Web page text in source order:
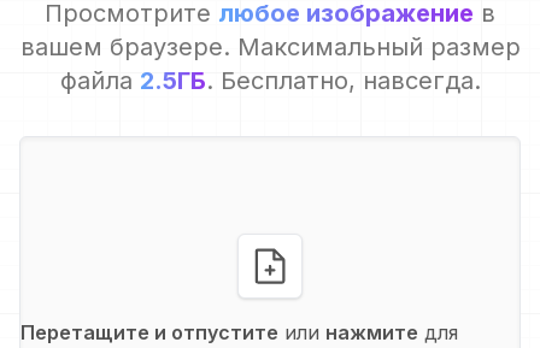
Просмотрите любое изображение в
вашем браузере. Максимальный размер
файла 2.5ГБ. Бесплатно, навсегда.
Перетащите и отпустите или нажмите для